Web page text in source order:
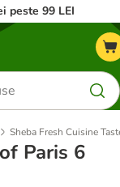
peste 99 LEI
Sheba Fresh Cuisine
Paris 6